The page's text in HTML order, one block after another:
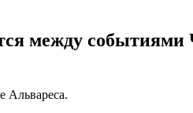
между
Альвареса.